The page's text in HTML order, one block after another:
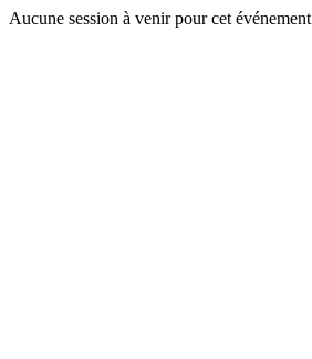
Aucune session à venir pour cet événement